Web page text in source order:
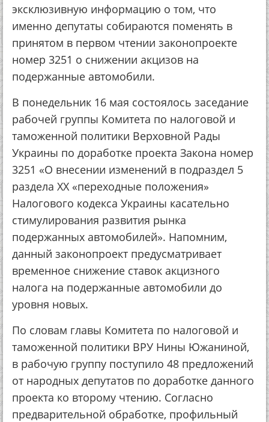
эксклюзивную информацию о том, что
именно депутаты собираются поменять в
принятом в первом чтении законопроекте
номер 3251 о снижении акцизов на
подержанные автомобили.
В понедельник 16 мая состоялось заседание
рабочей группы Комитета по налоговой и
таможенной политики Верховной Рады
Украины по доработке проекта Закона номер
3251 «О внесении изменений в подраздел 5
раздела ХХ «переходные положения»
Налогового кодекса Украины касательно
стимулирования развития рынка
подержанных автомобилей». Напомним,
данный законопроект предусматривает
временное снижение ставок акцизного
налога на подержанные автомобили до
уровня новых.
По словам главы Комитета по налоговой и
таможенной политики ВРУ Нины Южаниной,
в рабочую группу поступило 48 предложений
от народных депутатов по доработке данного
проекта ко второму чтению. Согласно
предварительной обработке, профильный